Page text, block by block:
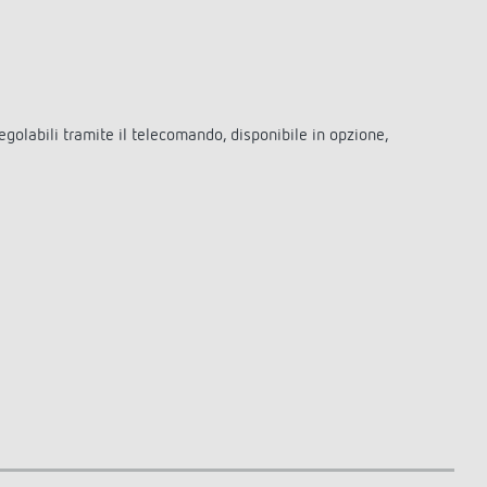
tramite il telecomando, disponibile in opzione,